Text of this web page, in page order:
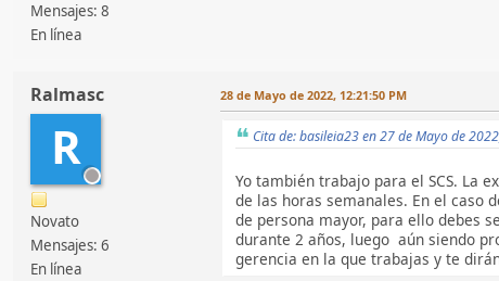
Mensajes: 8
En línea
Ralmasc
R
Novato
Mensajes: 6
En línea
28 de Mayo de 2022, 12:21:50 PM
Cita de: basileia23 en 27 de Mayo de
Yo también trabajo para el SCS. La
de las horas semanales. En el caso
de persona mayor, para ello debes
durante 2 años, luego aún siendo
gerencia en la que trabajas y te